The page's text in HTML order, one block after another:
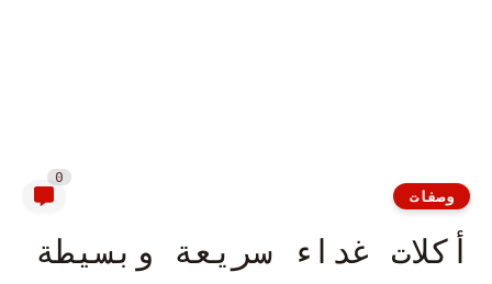
وصفات
0
أكلات غداء سريعة وبسيطة